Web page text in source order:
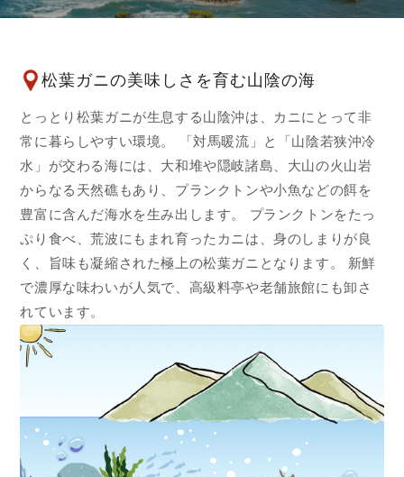
松葉ガニの美味しさを育む山陰の海
とっとり松葉ガニが生息する山陰沖は、カニにとって非
常に暮らしやすい環境。 「対馬暖流」と「山陰若狭沖冷
水」が交わる海には、大和堆や隠岐諸島、大山の火山岩
からなる天然礁もあり、プランクトンや小魚などの餌を
豊富に含んだ海水を生み出します。 プランクトンをたっ
ぷり食べ、荒波にもまれ育ったカニは、身のしまりが良
く、旨味も凝縮された極上の松葉ガニとなります。 新鮮
で濃厚な味わいが人気で、高級料亭や老舗旅館にも卸さ
れています。